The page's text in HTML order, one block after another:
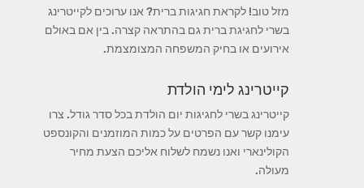
מזל טוב! לקראת חגיגות ברית? אנו ערוכים לקייטרינג
בשרי לחגיגת ברית גם בהתראה קצרה. בין אם באולם
אירועים או בחיק המשפחה המצומצמת.
קייטרינג לימי הולדת
קייטרינג בשרי לחגיגות יום הולדת בכל סדר גודל. צרו
עימנו קשר עם הפרטים על כמות המוזמנים והקונספט
הקולינארי ואנו נשמח לשלוח אליכם הצעת מחיר
מעולה.